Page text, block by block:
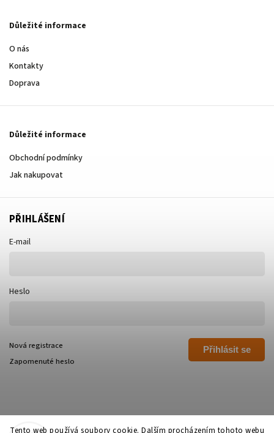
Tento web používá soubory cookie. Dalším procházením tohoto webu
Důležité informace
O nás
Kontakty
Doprava
Důležité informace
Obchodní podmínky
Jak nakupovat
PŘIHLÁŠENÍ
E-mail
Heslo
Přihlásit se
Nová registrace
Zapomenuté heslo